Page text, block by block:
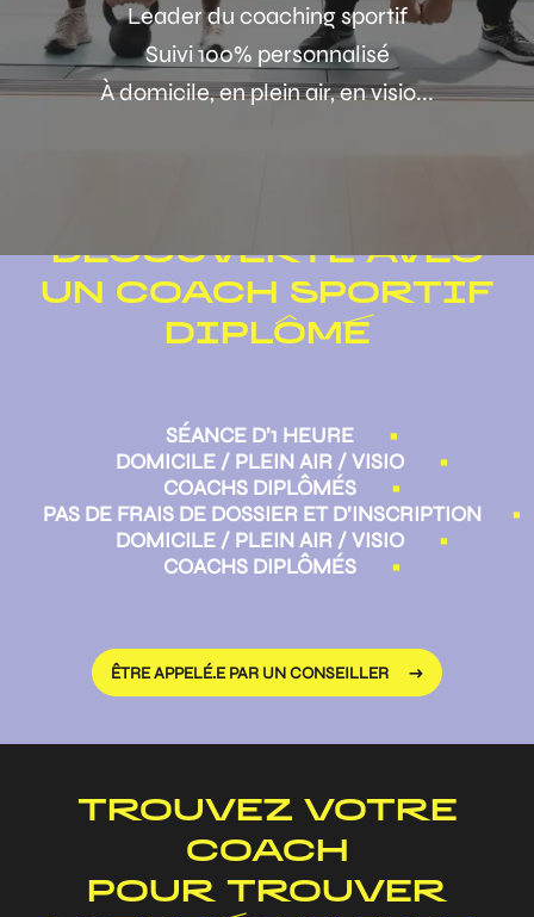
Leader du coaching sportif
Suivi 100% personnalisé
À domicile, en plein air, en visio...
DÉCOUVERTE AVEC
UN COACH SPORTIF
DIPLÔMÉ
SÉANCE D’1 HEURE
•
DOMICILE / PLEIN AIR / VISIO
•
COACHS DIPLÔMÉS
•
PAS DE FRAIS DE DOSSIER ET D’INSCRIPTION
•
DOMICILE / PLEIN AIR / VISIO
•
COACHS DIPLÔMÉS
•
ÊTRE APPELÉ.E PAR UN CONSEILLER
TROUVEZ VOTRE
COACH
POUR TROUVER